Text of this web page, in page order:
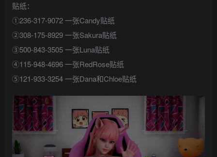
贴纸：
①236-317-9072 一张Candy贴纸
②308-175-8929 一张Sakura贴纸
③500-843-3505 一张Luna贴纸
④115-948-4696 一张RedRose贴纸
⑤121-933-3254 一张Dana和Chloe贴纸